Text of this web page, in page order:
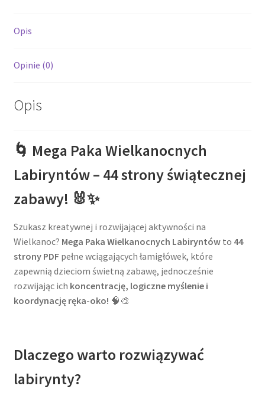
Opis
Opinie (0)
Opis
🌀 Mega Paka Wielkanocnych
Labiryntów – 44 strony świątecznej
zabawy! 🐰✨
Szukasz kreatywnej i rozwijającej aktywności na
Wielkanoc? Mega Paka Wielkanocnych Labiryntówto 44
strony PDFpełne wciągających łamigłówek, które
zapewnią dzieciom świetną zabawę, jednocześnie
rozwijając ich koncentrację, logiczne myślenie i
koordynację ręka-oko! 🧠🎨
Dlaczego warto rozwiązywać
labirynty?